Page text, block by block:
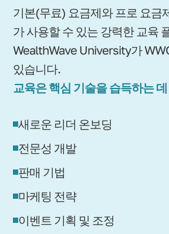
기본(무료) 요금제와 프로 요금
가 사용할 수 있는 강력한 교육
WealthWave University가
있습니다.
교육은 핵심 기술을 습득하는
새로운 리더 온보딩
전문성 개발
판매 기법
마케팅 전략
이벤트 기획 및 조정